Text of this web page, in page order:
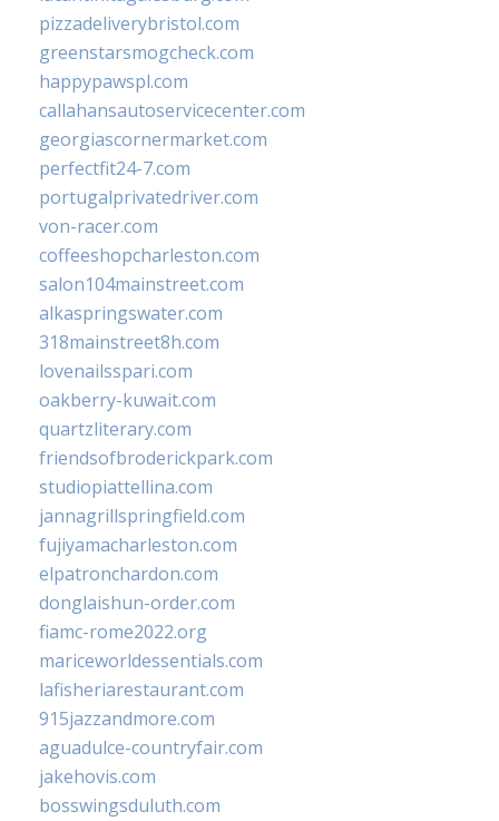
pizzadeliverybristol.com
greenstarsmogcheck.com
happypawspl.com
callahansautoservicecenter.com
georgiascornermarket.com
perfectfit24-7.com
portugalprivatedriver.com
von-racer.com
coffeeshopcharleston.com
salon104mainstreet.com
alkaspringswater.com
318mainstreet8h.com
lovenailsspari.com
oakberry-kuwait.com
quartzliterary.com
friendsofbroderickpark.com
studiopiattellina.com
jannagrillspringfield.com
fujiyamacharleston.com
elpatronchardon.com
donglaishun-order.com
fiamc-rome2022.org
mariceworldessentials.com
lafisheriarestaurant.com
915jazzandmore.com
aguadulce-countryfair.com
jakehovis.com
bosswingsduluth.com